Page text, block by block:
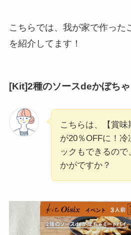
こちらでは、我が家で作った
を紹介してます！
[Kit]2種のソースdeかぼち
こちらは、【賞味
が20％OFFに！冷
ックもできるの
かがですか？